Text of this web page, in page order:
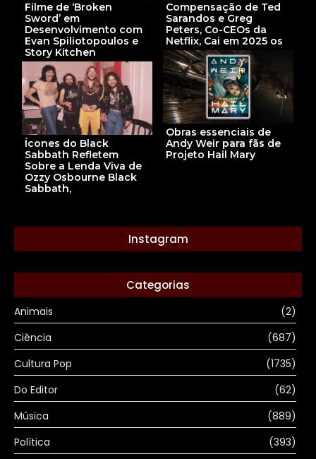
Filme de ‘Broken
Sword’ em
Desenvolvimento com
Evan Spiliotopoulos e
Story Kitchen
Compensação de Ted
Sarandos e Greg
Peters, Co-CEOs da
Netflix, Cai em 2025 os
Obras essenciais de
Andy Weir para fãs de
Projeto Hail Mary
Ícones do Black
Sabbath Refletem
Sobre a Lenda Viva de
Ozzy Osbourne Black
Sabbath,
Instagram
Categorias
Animais
(2)
Ciência
(687)
Cultura Pop
(1735)
Do Editor
(62)
Música
(889)
Política
(393)